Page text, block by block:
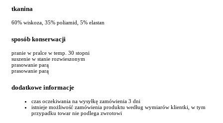
tkanina
60% wiskoza, 35% poliamid, 5% elastan
sposób konserwacji
pranie w pralce w temp. 30 stopni
suszenie w stanie rozwieszonym
prasowanie parą
prasowanie parą
dodatkowe informacje
czas oczekiwania na wysyłkę zamówienia 3 dni
istnieje możliwość zamówienia produktu według wymiarów klientki, w tym
przypadku towar nie podlega zwrotowi